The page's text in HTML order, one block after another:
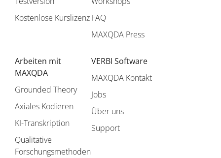
Kostenlose KurslizenzFAQ
MAXQDA Press
Arbeiten mit
MAXQDA
Grounded Theory
Axiales Kodieren
KI-Transkription
Qualitative
Forschungsmethoden
VERBI Software
MAXQDA Kontakt
Jobs
Über uns
Support